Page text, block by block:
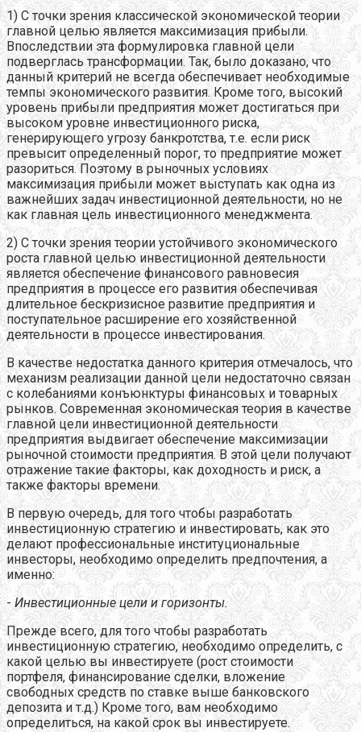
1) С точки зрения классической экономической теории
главной целью является максимизация прибыли.
Впоследствии эта формулировка главной цели
подверглась трансформации. Так, было доказано, что
данный критерий не всегда обеспечивает необходимые
темпы экономического развития. Кроме того, высокий
уровень прибыли предприятия может достигаться при
высоком уровне инвестиционного риска,
генерирующего угрозу банкротства, т.е. если риск
превысит определенный порог, то предприятие может
разориться. Поэтому в рыночных условиях
максимизация прибыли может выступать как одна из
важнейших задач инвестиционной деятельности, но не
как главная цель инвестиционного менеджмента.
2) С точки зрения теории устойчивого экономического
роста главной целью инвестиционной деятельности
является обеспечение финансового равновесия
предприятия в процессе его развития обеспечивая
длительное бескризисное развитие предприятия и
поступательное расширение его хозяйственной
деятельности в процессе инвестирования.
В качестве недостатка данного критерия отмечалось, что
механизм реализации данной цели недостаточно связан
с колебаниями конъюнктуры финансовых и товарных
рынков. Современная экономическая теория в качестве
главной цели инвестиционной деятельности
предприятия выдвигает обеспечение максимизации
рыночной стоимости предприятия. В этой цели получают
отражение такие факторы, как доходность и риск, а
также факторы времени.
В первую очередь, для того чтобы разработать
инвестиционную стратегию и инвестировать, как это
делают профессиональные институциональные
инвесторы, необходимо определить предпочтения, а
именно:
- Инвестиционные цели и горизонты.
Прежде всего, для того чтобы разработать
инвестиционную стратегию, необходимо определить, с
какой целью вы инвестируете (рост стоимости
портфеля, финансирование сделки, вложение
свободных средств по ставке выше банковского
депозита и т.д.) Кроме того, вам необходимо
определиться, на какой срок вы инвестируете.